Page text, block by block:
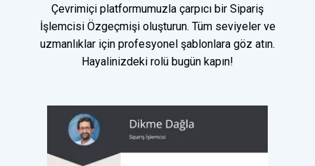
Çevrimiçi platformumuzla çarpıcı bir Sipariş
İşlemcisi Özgeçmişi oluşturun. Tüm seviyeler ve
uzmanlıklar için profesyonel şablonlara göz atın.
Hayalinizdeki rolü bugün kapın!